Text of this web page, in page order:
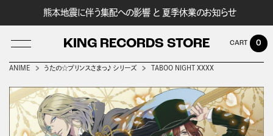
熊本地震に伴う集配への影響 と 夏季休業のお知らせ
KING RECORDS STORE
LOG IN
0
ANIME うたの☆プリンスさまっ♪ シリーズ TABOO NIGHT XXXX